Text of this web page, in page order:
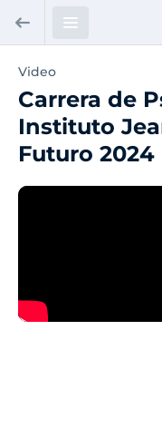
Video
Carrera de
Instituto
Futuro 2024